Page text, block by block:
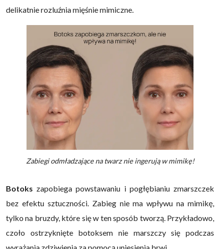
delikatnie rozluźnia mięśnie mimiczne.
Zabiegi odmładzające na twarz nie ingerują w mimikę!
Botoks zapobiega powstawaniu i pogłębianiu zmarszczek
bez efektu sztuczności. Zabieg nie ma wpływu na mimikę,
tylko na bruzdy, które się w ten sposób tworzą. Przykładowo,
czoło ostrzyknięte botoksem nie marszczy się podczas